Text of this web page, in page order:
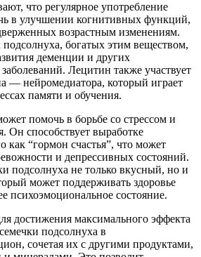
что регулярное употребление
в улучшении когнитивных функций,
возрастным изменениям.
богатых этим веществом,
деменции и других
Лецитин также участвует
— нейромедиатора, который играет
памяти и обучения.
помочь в борьбе со стрессом и
Он способствует выработке
как “гормон счастья”, что может
и депрессивных состояний.
подсолнуха не только вкусный, но и
может поддерживать здоровье
психоэмоциональное состояние.
достижения максимального эффекта
подсолнуха в
сочетая их с другими продуктами,